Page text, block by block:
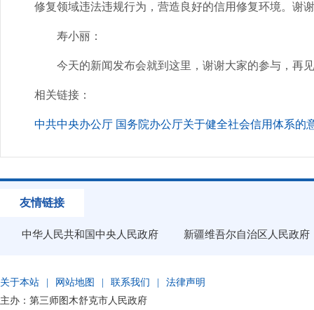
修复领域违法违规行为，营造良好的信用修复环境。谢
寿小丽：
今天的新闻发布会就到这里，谢谢大家的参与，再
相关链接：
中共中央办公厅 国务院办公厅关于健全社会信用体系的
友情链接
中华人民共和国中央人民政府 新疆维吾尔自治区人民政府
关于本站 网站地图 联系我们
法律声明
主办：第三师图木舒克市人民政府